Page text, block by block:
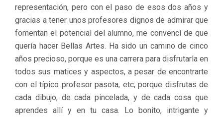
representación, pero con el paso de esos dos años y
gracias a tener unos profesores dignos de admirar que
fomentan el potencial del alumno, me convencí de que
quería hacer Bellas Artes. Ha sido un camino de cinco
años precioso, porque es una carrera para disfrutarla en
todos sus matices y aspectos, a pesar de encontrarte
con el típico profesor pasota, etc, porque disfrutas de
cada dibujo, de cada pincelada, y de cada cosa que
aprendes allí y en tu casa. Lo bonito, intrigante y